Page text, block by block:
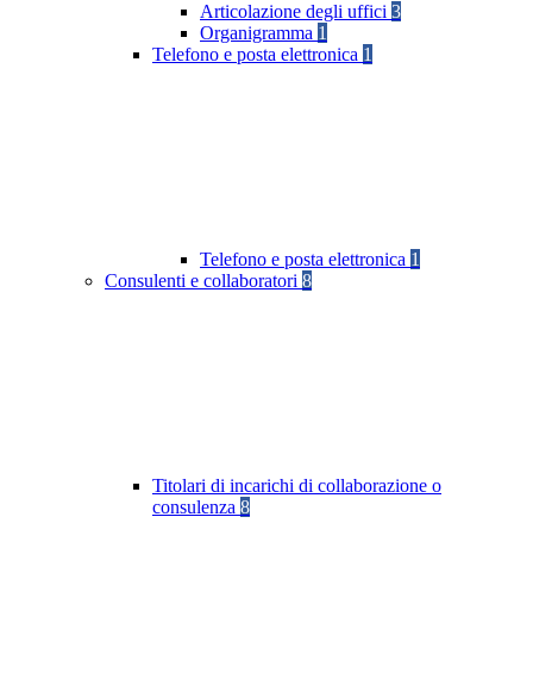
Articolazione degli uffici 3
Organigramma 1
Telefono e posta elettronica 1
Telefono e posta elettronica 1
Consulenti e collaboratori 8
Titolari di incarichi di collaborazione o
consulenza 8